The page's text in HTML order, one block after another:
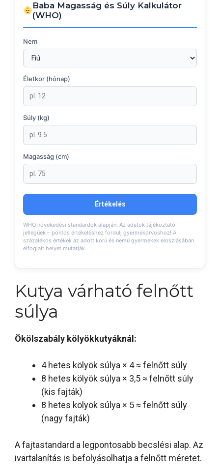
Baba Magasság és Súly Kalkulátor
(WHO)
Nem
Életkor (hónap)
Súly (kg)
Magasság (cm)
Értékelés
WHO növekedési standardok alapján. Az adatok tájékoztató
jellegűek – pontos értékeléshez fordulj gyermekorvoshoz! A
százalékos értékek az adott korú és nemű gyermekek eloszlásában
elfoglalt helyet mutatják.
Kutya várható felnőtt
súlya
Ökölszabály kölyökkutyáknál:
4 hetes kölyök súlya × 4 ≈ felnőtt súly
8 hetes kölyök súlya × 3,5 ≈ felnőtt súly
(kis fajták)
8 hetes kölyök súlya × 5 ≈ felnőtt súly
(nagy fajták)
A fajtastandard a legpontosabb becslési alap. Az
ivartalanítás is befolyásolhatja a felnőtt méretet.